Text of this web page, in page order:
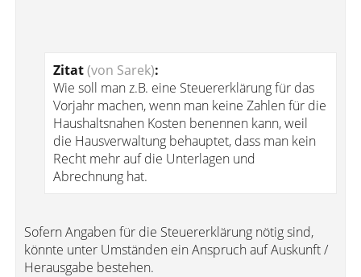
Zitat(von Sarek):
Wie soll man z.B. eine Steuererklärung für das
Vorjahr machen, wenn man keine Zahlen für die
Haushaltsnahen Kosten benennen kann, weil
die Hausverwaltung behauptet, dass man kein
Recht mehr auf die Unterlagen und
Abrechnung hat.
Sofern Angaben für die Steuererklärung nötig sind,
könnte unter Umständen ein Anspruch auf Auskunft /
Herausgabe bestehen.